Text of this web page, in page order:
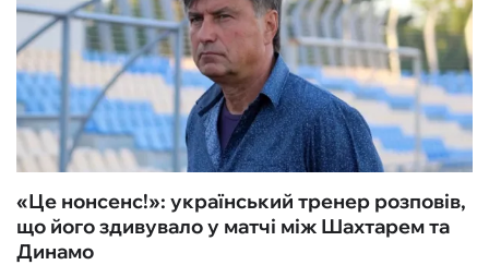
«Це нонсенс!»: український тренер розповів,
що його здивувало у матчі між Шахтарем та
Динамо